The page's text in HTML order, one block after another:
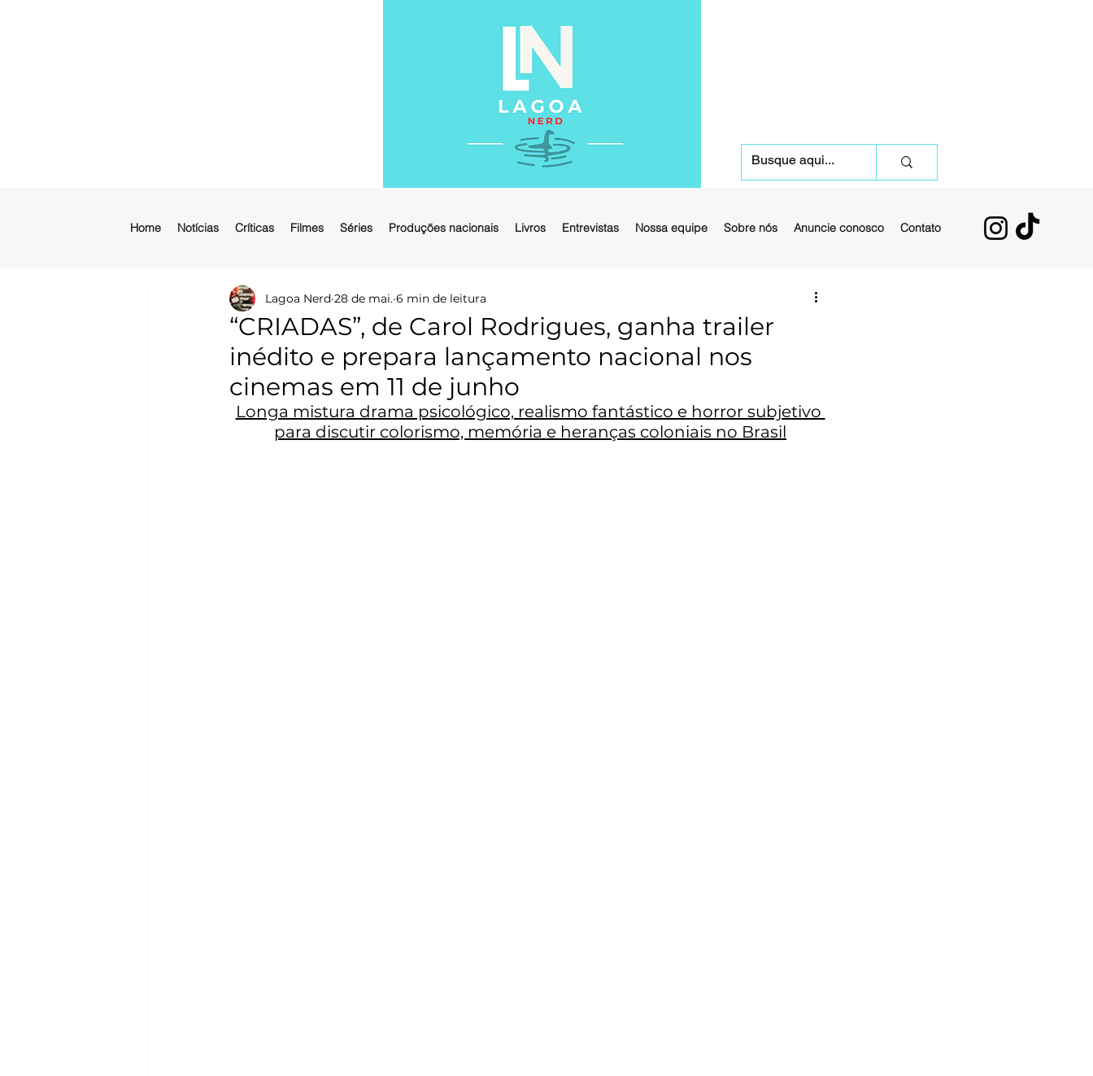
Home Notícias Críticas Filmes Séries Produções nacionais Livros Entrevistas Nossa equipe Sobre nós Anuncie conosco Contato
“CRIADAS”, de Carol Rodrigues, ganha trailer
inédito e prepara lançamento nacional nos
cinemas em 11 de junho
Lagoa Nerd 28 de mai. 6 min de leitura
Longa mistura drama psicológico, realismo fantástico e horror subjetivo
para discutir colorismo, memória e heranças coloniais no Brasil